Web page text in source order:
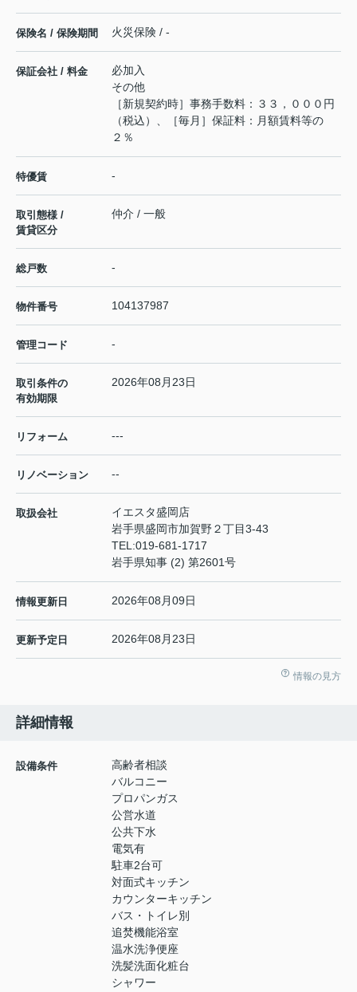
保険名 / 保険期間 火災保険 / -
保証会社 / 料金
必加入
その他
［新規契約時］事務手数料：３３，０００円
（税込）、［毎月］保証料：月額賃料等の
２％
特優賃 -
取引態様 /
賃貸区分
仲介 / 一般
総戸数 -
物件番号 104137987
管理コード -
取引条件の
有効期限
2026年08月23日
リフォーム ---
リノベーション --
取扱会社
イエスタ盛岡店
岩手県盛岡市加賀野２丁目3-43
TEL:019-681-1717
岩手県知事 (2) 第2601号
情報更新日 2026年08月09日
更新予定日 2026年08月23日
情報の見方
詳細情報
設備条件
高齢者相談
バルコニー
プロパンガス
公営水道
公共下水
電気有
駐車2台可
対面式キッチン
カウンターキッチン
バス・トイレ別
追焚機能浴室
温水洗浄便座
洗髪洗面化粧台
シャワー